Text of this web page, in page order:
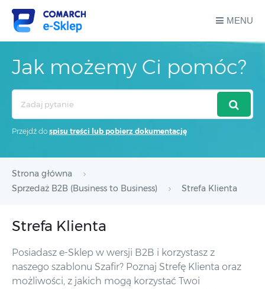
MENU
Jak możemy Ci pomóc?
Przejdź do spisu treści lub pobierz dokumentację
Strona główna
Sprzedaż B2B (Business to Business)
Strefa Klienta
Strefa Klienta
Posiadasz e-Sklep w wersji B2B i korzystasz z
naszego szablonu Szafir? Poznaj Strefę Klienta oraz
możliwości, z jakich mogą korzystać Twoi